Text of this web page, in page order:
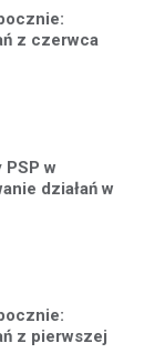
z czerwca
w
działań w
z pierwszej